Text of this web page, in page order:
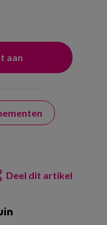
Deel dit artikel